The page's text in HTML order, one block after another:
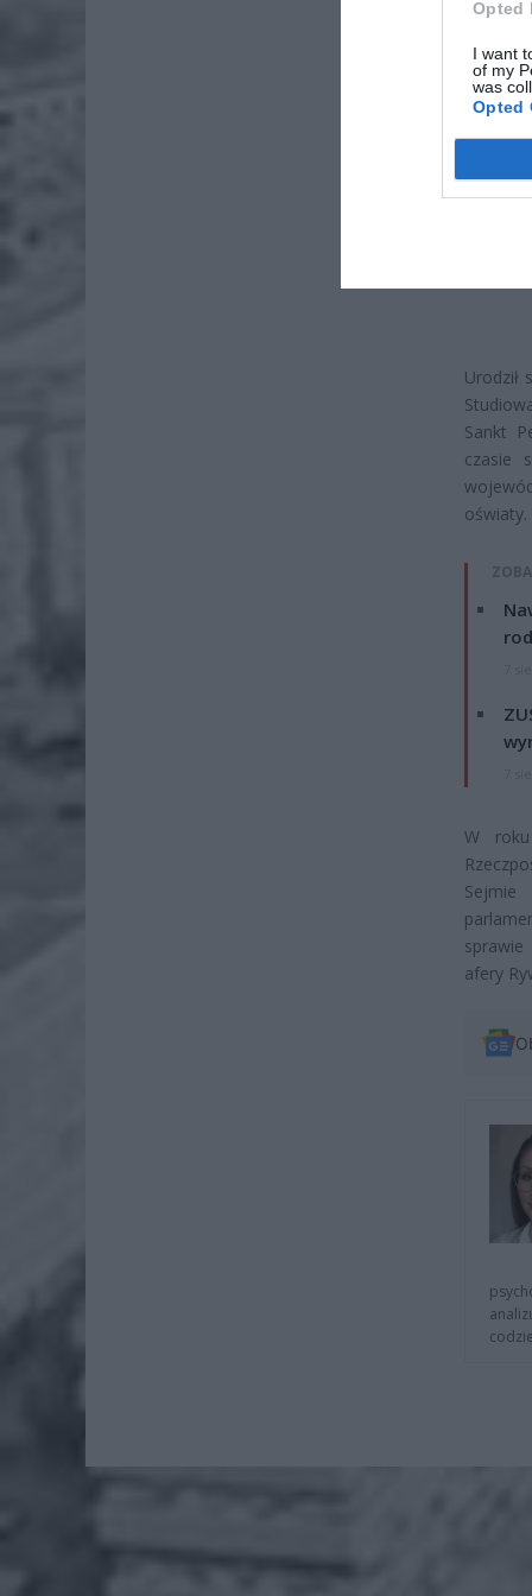
Opted
I want
of my
was
Opted
Urodził
Sankt
czasie
oświaty.
W roku
afery